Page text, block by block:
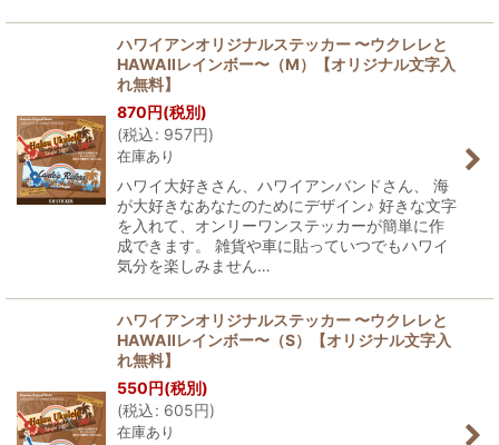
ハワイアンオリジナルステッカー 〜ウクレレと
HAWAIIレインボー〜（M）【オリジナル文字入
れ無料】
870円(税別)
(税込: 957円)
在庫あり
ハワイ大好きさん、ハワイアンバンドさん、 海
が大好きなあなたのためにデザイン♪ 好きな文字
を入れて、オンリーワンステッカーが簡単に作
成できます。 雑貨や車に貼っていつでもハワイ
気分を楽しみません…
ハワイアンオリジナルステッカー 〜ウクレレと
HAWAIIレインボー〜（S）【オリジナル文字入
れ無料】
550円(税別)
(税込: 605円)
在庫あり